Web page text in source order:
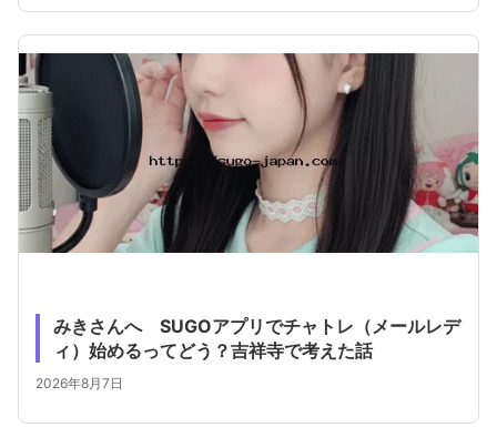
みきさんへ SUGOアプリでチャトレ（メールレデ
ィ）始めるってどう？吉祥寺で考えた話
2026年8月7日